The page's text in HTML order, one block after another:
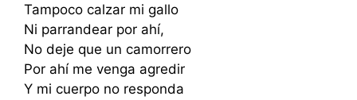
Tampoco calzar mi gallo
Ni parrandear por ahí,
No deje que un camorrero
Por ahí me venga agredir
Y mi cuerpo no responda